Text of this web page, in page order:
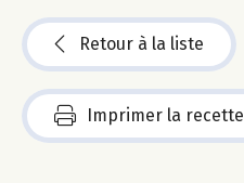
Retour à la liste
Imprimer la recette